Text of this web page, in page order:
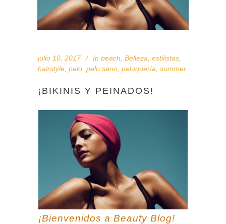
julio 10, 2017 In beach Belleza estilistas
hairstyle pelo pelo sano peluquería summer
¡BIKINIS Y PEINADOS!
¡Bienvenidos a Beauty Blog!